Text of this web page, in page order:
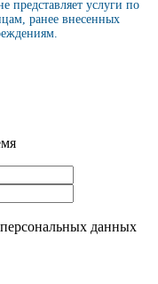
представляет услуги по
ранее внесенных
данных